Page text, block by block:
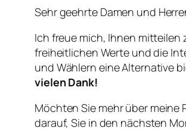
Sehr geehrte Damen und
Ich freue mich, Ihnen mitteilen
freiheitlichen Werte und die
und Wählern eine Alternative
vielen Dank!
Möchten Sie mehr über meine
darauf, Sie in den nächsten